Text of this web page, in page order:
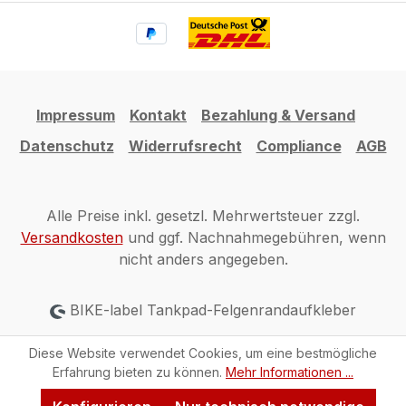
Impressum Kontakt
Bezahlung & Versand
Datenschutz
Widerrufsrecht Compliance AGB
Alle Preise inkl. gesetzl. Mehrwertsteuer zzgl.
Versandkostenund ggf. Nachnahmegebühren, wenn
nicht anders angegeben.
BIKE-label Tankpad-Felgenrandaufkleber
Diese Website verwendet Cookies, um eine bestmögliche
Erfahrung bieten zu können. Mehr Informationen ...